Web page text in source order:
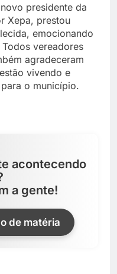
presidente da
Xepa, prestou
emocionando
vereadores
agradeceram
vivendo e
o município.
acontecendo
a gente!
de matéria